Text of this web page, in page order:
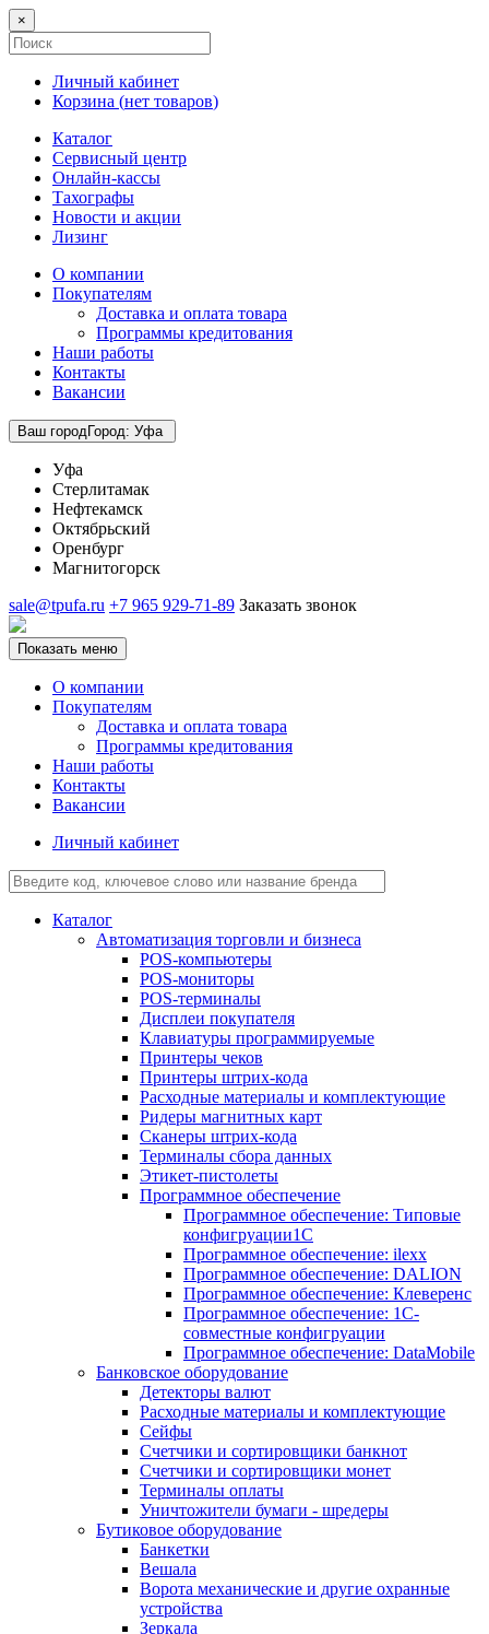
×
Личный кабинет
Корзина (нет товаров)
Каталог
Сервисный центр
Онлайн-кассы
Тахографы
Новости и акции
Лизинг
О компании
Покупателям
Доставка и оплата товара
Программы кредитования
Наши работы
Контакты
Вакансии
Ваш городГород: Уфа
Уфа
Стерлитамак
Нефтекамск
Октябрьский
Оренбург
Магнитогорск
sale@tpufa.ru +7 965 929-71-89 Заказать звонок
Показать меню
О компании
Покупателям
Доставка и оплата товара
Программы кредитования
Наши работы
Контакты
Вакансии
Личный кабинет
Каталог
Автоматизация торговли и бизнеса
POS-компьютеры
POS-мониторы
POS-терминалы
Дисплеи покупателя
Клавиатуры программируемые
Принтеры чеков
Принтеры штрих-кода
Расходные материалы и комплектующие
Ридеры магнитных карт
Сканеры штрих-кода
Терминалы сбора данных
Этикет-пистолеты
Программное обеспечение
Программное обеспечение: Типовые
конфигруации1С
Программное обеспечение: ilexx
Программное обеспечение: DALION
Программное обеспечение: Клеверенс
Программное обеспечение: 1С-
совместные конфигруации
Программное обеспечение: DataMobile
Банковское оборудование
Детекторы валют
Расходные материалы и комплектующие
Сейфы
Счетчики и сортировщики банкнот
Счетчики и сортировщики монет
Терминалы оплаты
Уничтожители бумаги - шредеры
Бутиковое оборудование
Банкетки
Вешала
Ворота механические и другие охранные
устройства
Зеркала